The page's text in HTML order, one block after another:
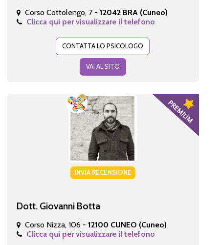
Corso Cottolengo, 7 - 12042 BRA (Cuneo)
Clicca qui per visualizzare il telefono
CONTATTA LO PSICOLOGO
VAI AL SITO
INVIA RECENSIONE
Dott. Giovanni Botta
Corso Nizza, 106 - 12100 CUNEO (Cuneo)
Clicca qui per visualizzare il telefono